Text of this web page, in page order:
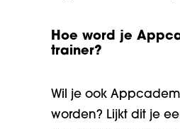
Hoe word je
trainer?
Wil je ook
worden? Lijkt dit je